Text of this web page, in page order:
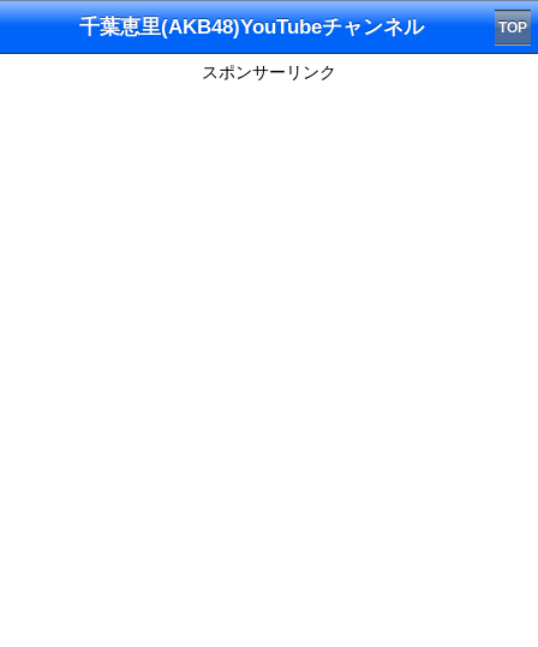
千葉恵里(AKB48)YouTubeチャンネル TOP
スポンサーリンク